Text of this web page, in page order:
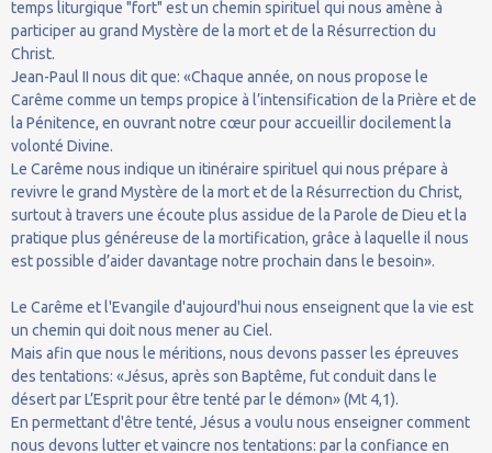
temps liturgique "fort" est un chemin spirituel qui nous amène à
participer au grand Mystère de la mort et de la Résurrection du
Christ.
Jean-Paul II nous dit que: «Chaque année, on nous propose le
Carême comme un temps propice à l’intensification de la Prière et de
la Pénitence, en ouvrant notre cœur pour accueillir docilement la
volonté Divine.
Le Carême nous indique un itinéraire spirituel qui nous prépare à
revivre le grand Mystère de la mort et de la Résurrection du Christ,
surtout à travers une écoute plus assidue de la Parole de Dieu et la
pratique plus généreuse de la mortification, grâce à laquelle il nous
est possible d’aider davantage notre prochain dans le besoin».
Le Carême et l'Evangile d'aujourd'hui nous enseignent que la vie est
un chemin qui doit nous mener au Ciel.
Mais afin que nous le méritions, nous devons passer les épreuves
des tentations: «Jésus, après son Baptême, fut conduit dans le
désert par L’Esprit pour être tenté par le démon» (Mt 4,1).
En permettant d'être tenté, Jésus a voulu nous enseigner comment
nous devons lutter et vaincre nos tentations: par la confiance en